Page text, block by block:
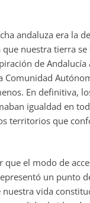
andaluza era la
nuestra tierra
de Andalucía
Comunidad
En definitiva,
igualdad en
territorios que
que el modo de
un punto
vida